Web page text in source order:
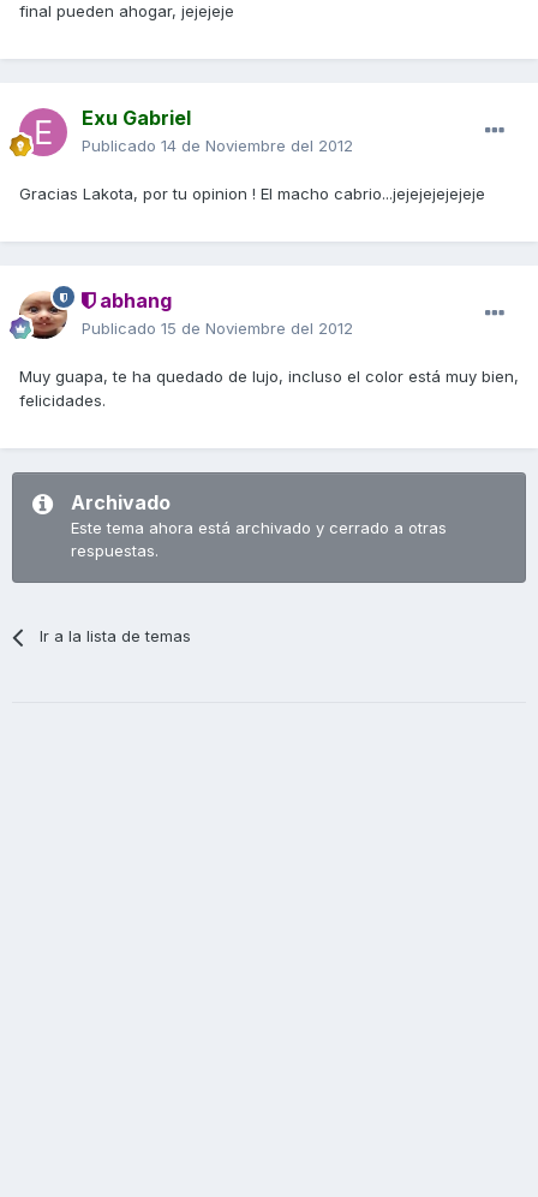
final pueden ahogar, jejejeje
Exu Gabriel
Publicado 14 de Noviembre del 2012
Gracias Lakota, por tu opinion ! El macho cabrio...jejejejejejeje
abhang
Publicado 15 de Noviembre del 2012
Muy guapa, te ha quedado de lujo, incluso el color está muy bien,
felicidades.
Archivado
Este tema ahora está archivado y cerrado a otras
respuestas.
Ir a la lista de temas